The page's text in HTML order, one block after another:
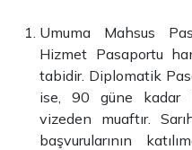
Umuma Mahsus
Hizmet Pasaportu
tabidir. Diplomatik
ise, 90 güne kadar
vizeden muaftır.
başvurularının